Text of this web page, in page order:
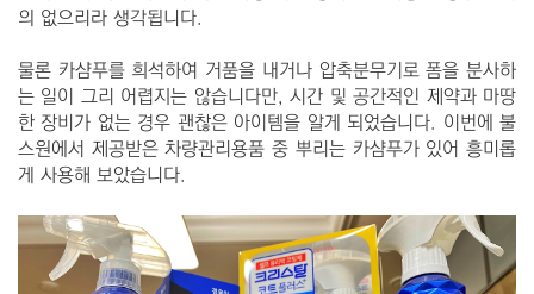
의 없으리라 생각됩니다.
물론 카샴푸를 희석하여 거품을 내거나 압축분무기로 폼을 분사하
는 일이 그리 어렵지는 않습니다만, 시간 및 공간적인 제약과 마땅
한 장비가 없는 경우 괜찮은 아이템을 알게 되었습니다. 이번에 불
스원에서 제공받은 차량관리용품 중 뿌리는 카샴푸가 있어 흥미롭
게 사용해 보았습니다.